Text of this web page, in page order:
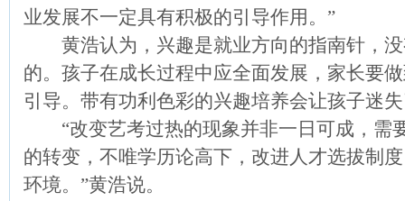
业发展不一定具有积极的引导作用。”
黄浩认为，兴趣是就业方向的指南针，没
的。孩子在成长过程中应全面发展，家长要
引导。带有功利色彩的兴趣培养会让孩子迷
“改变艺考过热的现象并非一日可成，需
的转变，不唯学历论高下，改进人才选拔制
环境。”黄浩说。